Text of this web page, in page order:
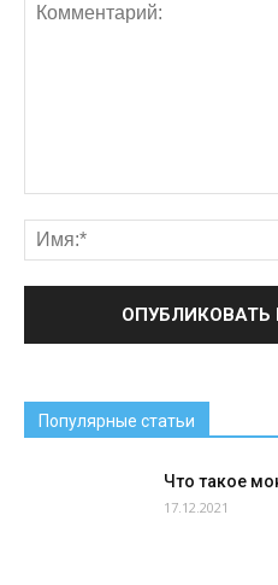
Популярные статьи
Что такое
17.12.2021